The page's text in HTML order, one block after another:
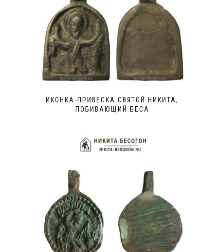
ИКОНКА-ПРИВЕСКА СВЯТОЙ НИКИТА,
ПОБИВАЮЩИЙ БЕСА